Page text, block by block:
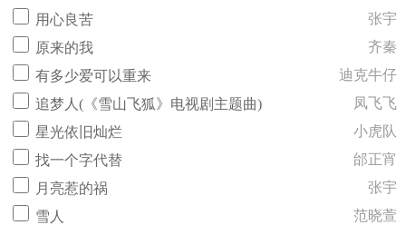
用心良苦
张宇
原来的我
齐秦
有多少爱可以重来
迪克牛仔
追梦人(《雪山飞狐》电视剧主题曲)
凤飞飞
星光依旧灿烂
小虎队
找一个字代替
邰正宵
月亮惹的祸
张宇
雪人
范晓萱